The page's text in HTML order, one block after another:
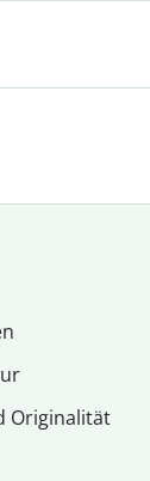
Originalität